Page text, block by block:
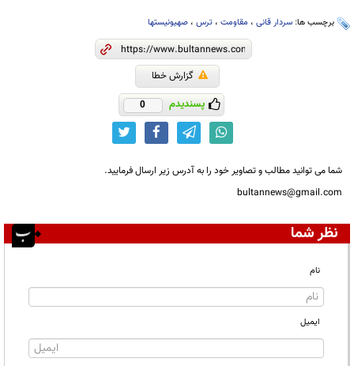
برچسب ها: سردار قانی ، مقاومت ، ترس ، صهیونیستها
گزارش خطا
پسندیدم 0
شما می توانید مطالب و تصاویر خود را به آدرس زیر ارسال فرمایید.
bultannews@gmail.com
نظر شما
نام
ایمیل